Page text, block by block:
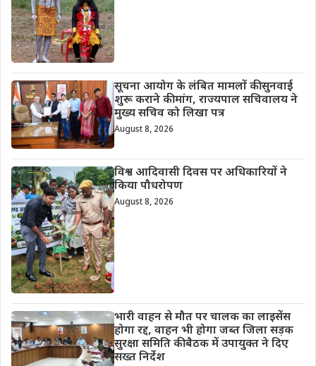
सूचना आयोग के लंबित मामलों की सुनवाई
शुरू कराने की मांग, राज्यपाल सचिवालय ने
मुख्य सचिव को लिखा पत्र
August 8, 2026
विश्व आदिवासी दिवस पर अधिकारियों ने
किया पौधरोपण
August 8, 2026
भारी वाहन से मौत पर चालक का लाइसेंस
होगा रद्द, वाहन भी होगा जब्त जिला सड़क
सुरक्षा समिति की बैठक में उपायुक्त ने दिए
सख्त निर्देश